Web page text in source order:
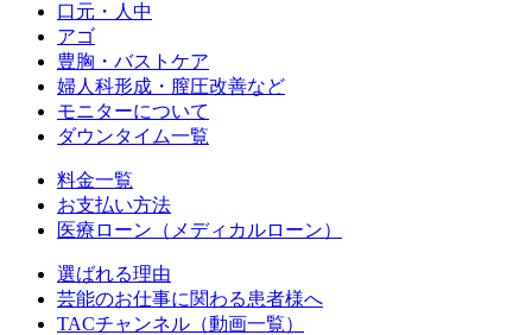
口元・人中
アゴ
豊胸・バストケア
婦人科形成・膣圧改善など
モニターについて
ダウンタイム一覧
料金一覧
お支払い方法
医療ローン（メディカルローン）
選ばれる理由
芸能のお仕事に関わる患者様へ
TACチャンネル（動画一覧）